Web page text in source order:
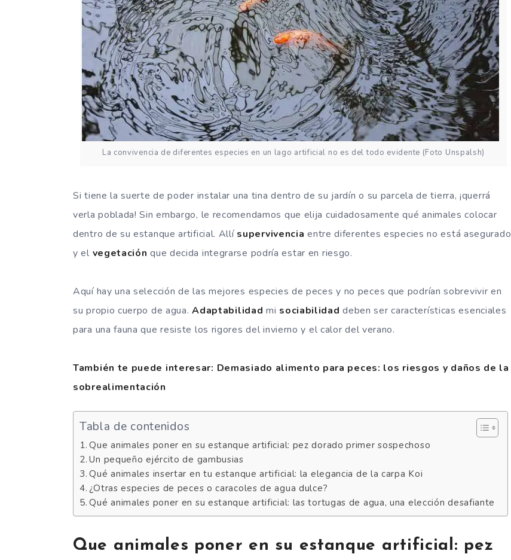
La convivencia de diferentes especies en un lago artificial no es del todo evidente (Foto Unspalsh)
Si tiene la suerte de poder instalar una tina dentro de su jardín o su parcela de tierra, ¡querrá
verla poblada! Sin embargo, le recomendamos que elija cuidadosamente qué animales colocar
dentro de su estanque artificial. Allí supervivencia entre diferentes especies no está asegurado
y el vegetación que decida integrarse podría estar en riesgo.
Aquí hay una selección de las mejores especies de peces y no peces que podrían sobrevivir en
su propio cuerpo de agua.Adaptabilidad mi sociabilidad deben ser características esenciales
para una fauna que resiste los rigores del invierno y el calor del verano.
También te puede interesar: Demasiado alimento para peces: los riesgos y daños de la
sobrealimentación
Tabla de contenidos
Que animales poner en su estanque artificial: pez dorado primer sospechoso
Un pequeño ejército de gambusias
Qué animales insertar en tu estanque artificial: la elegancia de la carpa Koi
¿Otras especies de peces o caracoles de agua dulce?
Qué animales poner en su estanque artificial: las tortugas de agua, una elección desafiante
Que animales poner en su estanque artificial: pez